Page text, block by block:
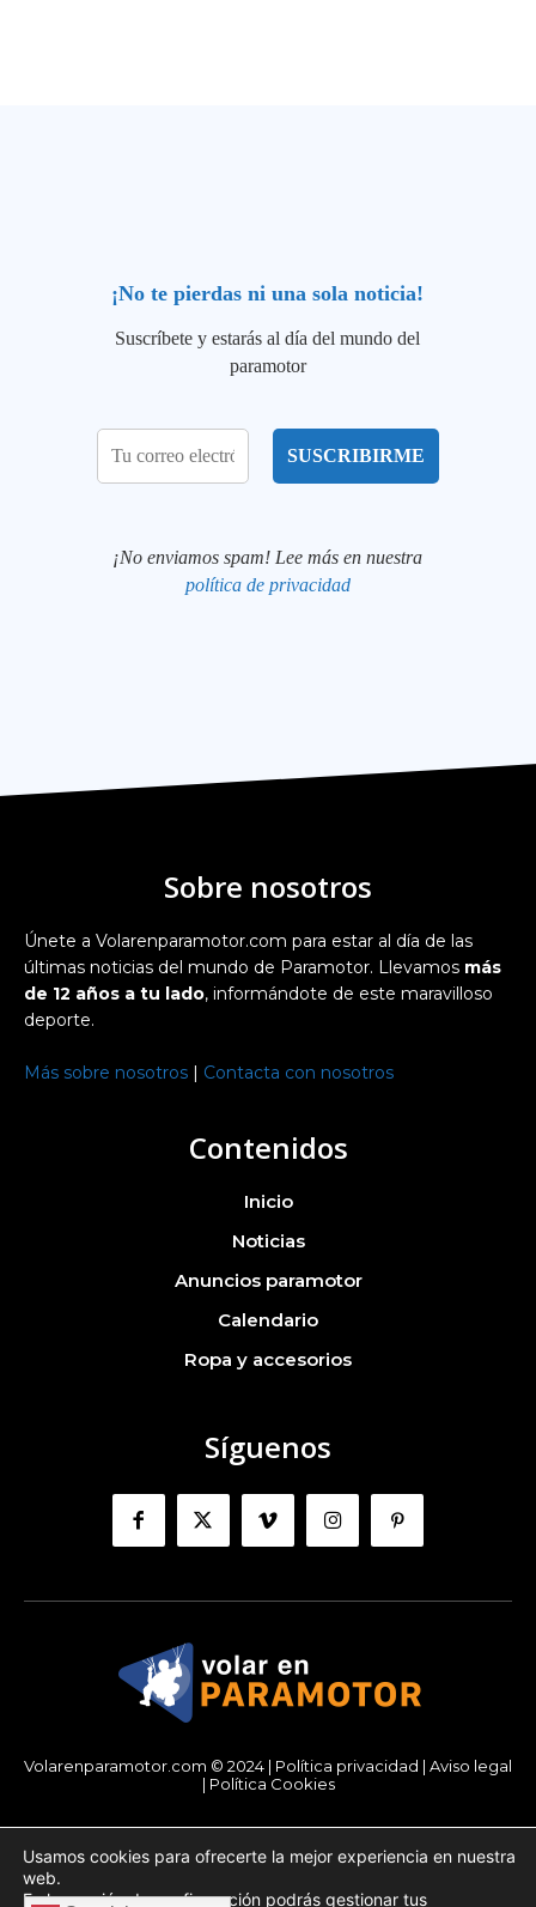
¡No te pierdas ni una sola noticia!
Suscríbete y estarás al día del mundo del
paramotor
¡No enviamos spam! Lee más en nuestra
política de privacidad
Sobre nosotros
Únete a Volarenparamotor.com para estar al día de las
últimas noticias del mundo de Paramotor. Llevamos más
de 12 años a tu lado, informándote de este maravilloso
deporte.
Más sobre nosotros | Contacta con nosotros
Contenidos
Inicio
Noticias
Anuncios paramotor
Calendario
Ropa y accesorios
Síguenos
Volarenparamotor.com © 2024 | Política privacidad | Aviso legal
| Política Cookies
Automatic translation :
Usamos cookies para ofrecerte la mejor experiencia en nuestra
web.
En la sección deconfiguración podrás gestionar tus